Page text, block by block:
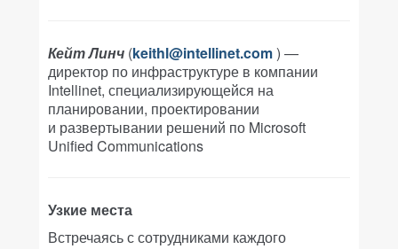
Кейт Линч (keithl@intellinet.com) —
директор по инфраструктуре в компании
Intellinet, специализирующейся на
планировании, проектировании
и развертывании решений по Microsoft
Unified Communications
Узкие места
Встречаясь с сотрудниками каждого